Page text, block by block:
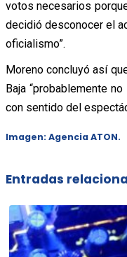
votos necesarios
decidió desconocer el
oficialismo”.
Moreno concluyó así
Baja “probablemente
con sentido del
Imagen: Agencia ATON.
Entradas